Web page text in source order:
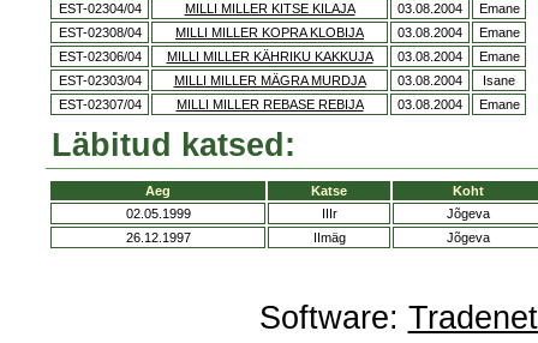
EST-02304/04
MILLI MILLER KITSE KILAJA 03.08.2004
Emane
EST-02308/04
MILLI MILLER KOPRA KLOBIJA 03.08.2004
Emane
EST-02306/04
MILLI MILLER KÄHRIKU KAKKUJA 03.08.2004
Emane
EST-02303/04
MILLI MILLER MÄGRA MURDJA 03.08.2004
Isane
EST-02307/04
MILLI MILLER REBASE REBIJA 03.08.2004 Emane
Läbitud katsed:
Aeg Katse
Koht
02.05.1999
IIIr
Jõgeva
26.12.1997
IImäg Jõgeva
Software: